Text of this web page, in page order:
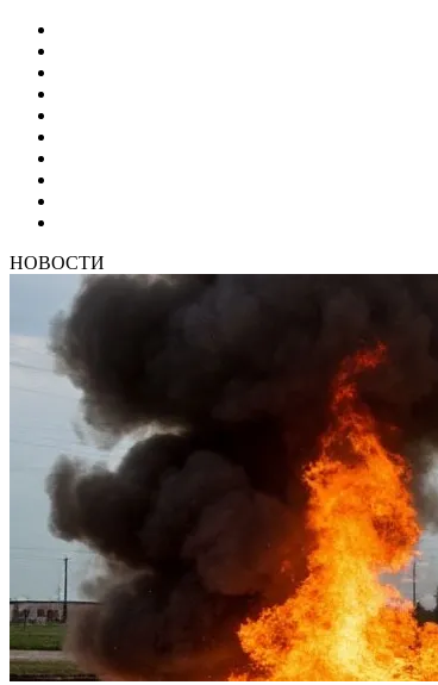
НОВОСТИ